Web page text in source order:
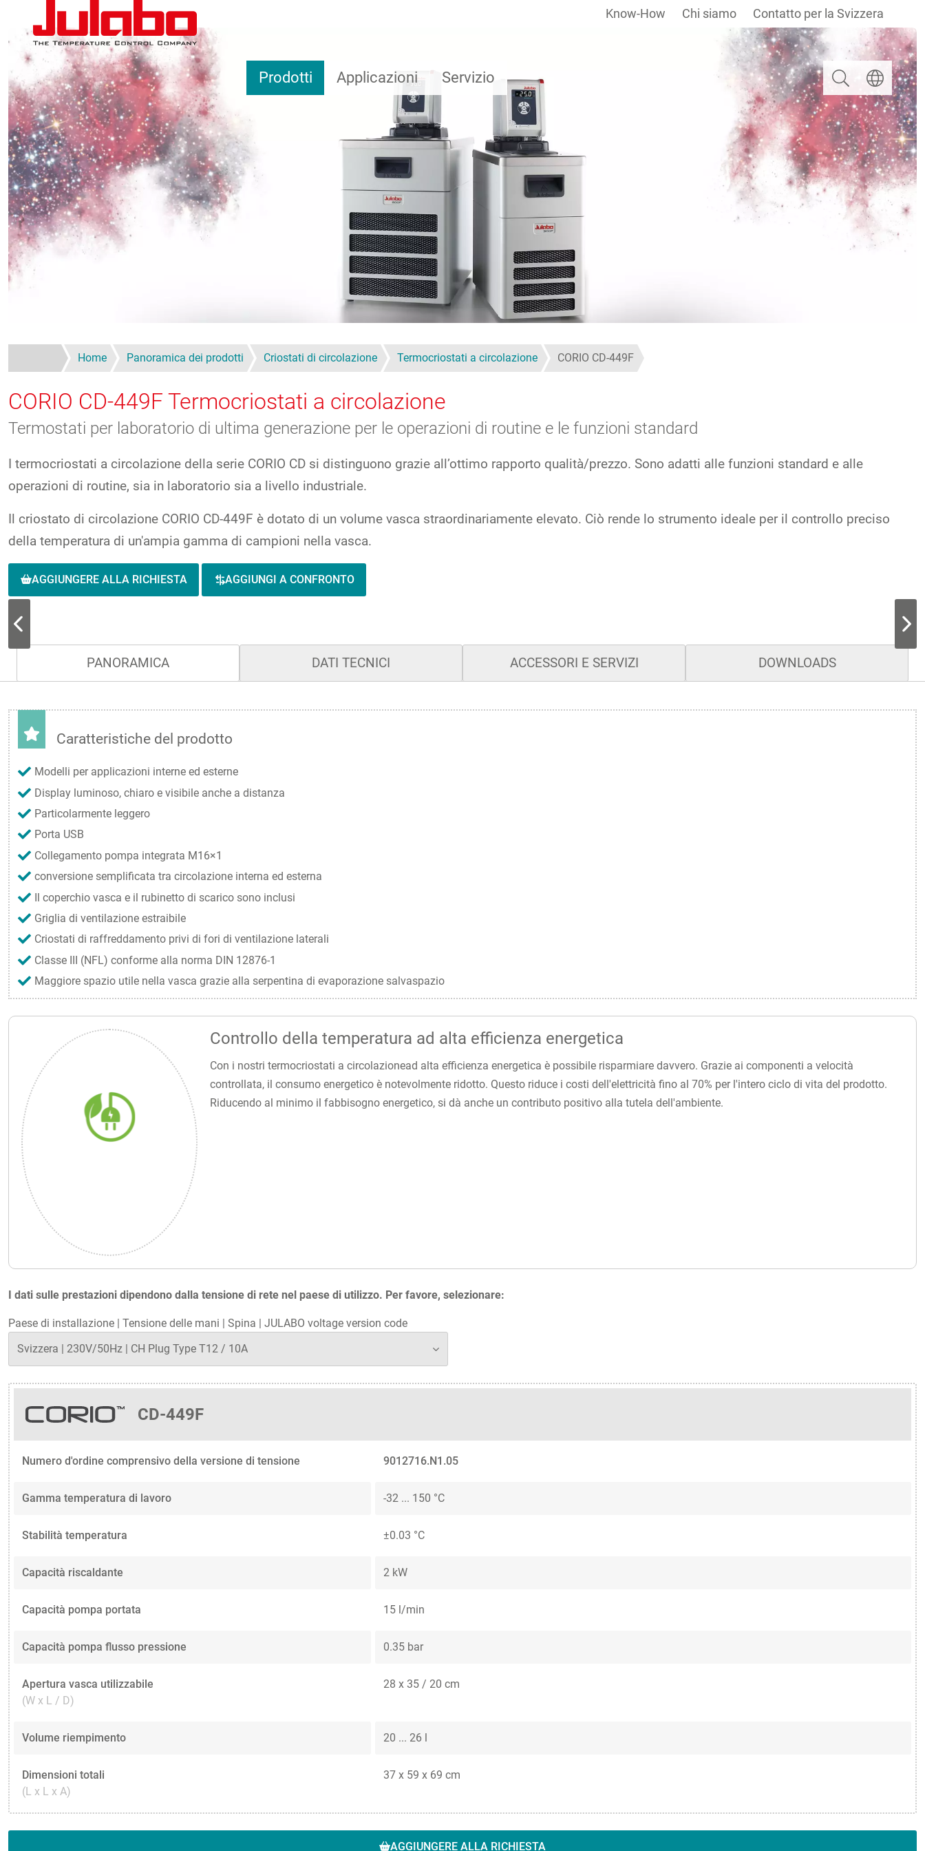
Salta al contenuto principale
Prodotti Applicazioni Servizio
Know-How Chi siamo Contatto per la Svizzera
Ricerca Selezionare
Home Panoramica dei prodotti Criostati di circolazione Termocriostati a circolazione CORIO CD-449F
CORIO CD-449F Termocriostati a circolazione
Termostati per laboratorio di ultima generazione per le operazioni di routine e le funzioni standard
I termocriostati a circolazione della serie CORIO CD si distinguono grazie all’ottimo rapporto qualità/prezzo. Sono adatti alle funzioni standard e alle
operazioni di routine, sia in laboratorio sia a livello industriale.
Il criostato di circolazione CORIO CD-449F è dotato di un volume vasca straordinariamente elevato. Ciò rende lo strumento ideale per il controllo preciso
della temperatura di un'ampia gamma di campioni nella vasca.
AGGIUNGERE ALLA RICHIESTA AGGIUNGI A CONFRONTO
PANORAMICA DATI TECNICI ACCESSORI E SERVIZI DOWNLOADS
Controllo della temperatura ad alta efficienza energetica
Con i nostri termocriostati a circolazionead alta efficienza energetica è possibile risparmiare davvero. Grazie ai componenti a velocità
controllata, il consumo energetico è notevolmente ridotto. Questo riduce i costi dell'elettricità fino al 70% per l'intero ciclo di vita del prodotto.
Riducendo al minimo il fabbisogno energetico, si dà anche un contributo positivo alla tutela dell'ambiente.
I dati sulle prestazioni dipendono dalla tensione di rete nel paese di utilizzo. Per favore, selezionare:
Paese di installazione | Tensione delle mani | Spina | JULABO voltage version code
CD-449F
Numero d'ordine comprensivo della versione di tensione 9012716.N1.05
Gamma temperatura di lavoro -32 ... 150 °C
Stabilità temperatura ±0.03 °C
Capacità riscaldante 2 kW
Capacità pompa portata 15 l/min
Capacità pompa flusso pressione 0.35 bar
Apertura vasca utilizzabile
(W x L / D)
28 x 35 / 20 cm
Volume riempimento 20 ... 26 l
Dimensioni totali
(L x L x A)
37 x 59 x 69 cm
AGGIUNGERE ALLA RICHIESTA
Caratteristiche del prodotto
Modelli per applicazioni interne ed esterne
Display luminoso, chiaro e visibile anche a distanza
Particolarmente leggero
Porta USB
Collegamento pompa integrata M16×1
conversione semplificata tra circolazione interna ed esterna
Il coperchio vasca e il rubinetto di scarico sono inclusi
Griglia di ventilazione estraibile
Criostati di raffreddamento privi di fori di ventilazione laterali
Classe III (NFL) conforme alla norma DIN 12876-1
Maggiore spazio utile nella vasca grazie alla serpentina di evaporazione salvaspazio